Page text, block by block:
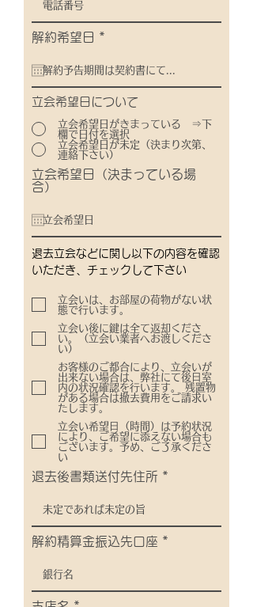
解約希望日 *
u
i
r
d
立会希望日について
立会希望日がきまっている ⇒下
欄で日付を選択
立会希望日が未定（決まり次第、
連絡下さい）
立会希望日（決まっている場
合）
退去立会などに関し以下の内容を確認
いただき、チェックして下さい
⽴会いは、お部屋の荷物がない状
態で⾏います。
⽴会い後に鍵は全て返却くださ
い。（⽴会い業者へお渡しくださ
い）
お客様のご都合により、⽴会いが
出来ない場合は、弊社にて後⽇室
内の状況確認を⾏います。 残置物
がある場合は撤去費⽤をご請求い
たします。
⽴会い希望⽇（時間）は予約状況
により、ご希望に添えない場合も
ございます。予め、ご了承くださ
い
退去後書類送付先住所
解約精算金振込先口座